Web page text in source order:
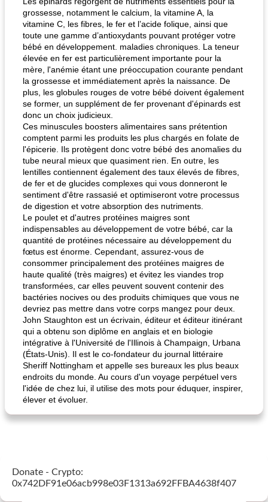
grossesse, notamment le calcium, la vitamine A, la
vitamine C, les fibres, le fer et l’acide folique, ainsi que
toute une gamme d’antioxydants pouvant protéger votre
bébé en développement. maladies chroniques. La teneur
élevée en fer est particulièrement importante pour la
mère, l'anémie étant une préoccupation courante pendant
la grossesse et immédiatement après la naissance. De
plus, les globules rouges de votre bébé doivent également
se former, un supplément de fer provenant d'épinards est
donc un choix judicieux.
Ces minuscules boosters alimentaires sans prétention
comptent parmi les produits les plus chargés en folate de
l'épicerie. Ils protègent donc votre bébé des anomalies du
tube neural mieux que quasiment rien. En outre, les
lentilles contiennent également des taux élevés de fibres,
de fer et de glucides complexes qui vous donneront le
sentiment d'être rassasié et optimiseront votre processus
de digestion et votre absorption des nutriments.
Le poulet et d'autres protéines maigres sont
indispensables au développement de votre bébé, car la
quantité de protéines nécessaire au développement du
fœtus est énorme. Cependant, assurez-vous de
consommer principalement des protéines maigres de
haute qualité (très maigres) et évitez les viandes trop
transformées, car elles peuvent souvent contenir des
bactéries nocives ou des produits chimiques que vous ne
devriez pas mettre dans votre corps mangez pour deux.
John Staughton est un écrivain, éditeur et éditeur itinérant
qui a obtenu son diplôme en anglais et en biologie
intégrative à l'Université de l'Illinois à Champaign, Urbana
(États-Unis). Il est le co-fondateur du journal littéraire
Sheriff Nottingham et appelle ses bureaux les plus beaux
endroits du monde. Au cours d'un voyage perpétuel vers
l'idée de chez lui, il utilise des mots pour éduquer, inspirer,
élever et évoluer.
Donate - Crypto:
0x742DF91e06acb998e03F1313a692FFBA4638f407